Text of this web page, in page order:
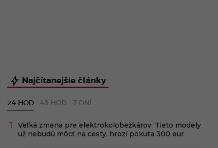
Najčítanejšie články
24 HOD 48 HOD 7 DNÍ
Veľká zmena pre elektrokolobežkárov. Tieto modely
už nebudú môcť na cesty, hrozí pokuta 300 eur